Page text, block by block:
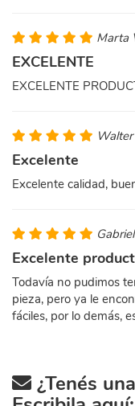
Marta
EXCELENTE
EXCELENTE
Excelente
Excelente calidad,
Excelente
Todavía no pudimos
pieza, pero ya le
fáciles, por lo demás,
¿Tenés